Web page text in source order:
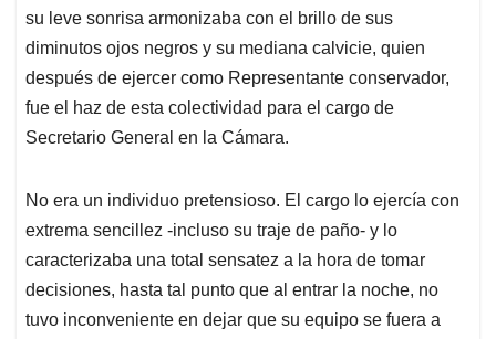
su leve sonrisa armonizaba con el brillo de sus
diminutos ojos negros y su mediana calvicie, quien
después de ejercer como Representante conservador,
fue el haz de esta colectividad para el cargo de
Secretario General en la Cámara.
No era un individuo pretensioso. El cargo lo ejercía con
extrema sencillez -incluso su traje de paño- y lo
caracterizaba una total sensatez a la hora de tomar
decisiones, hasta tal punto que al entrar la noche, no
tuvo inconveniente en dejar que su equipo se fuera a